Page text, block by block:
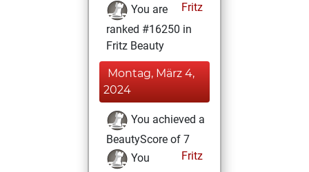
Fritz
You are
ranked #16250 in
Fritz Beauty
Montag, März 4,
2024
You achieved a
BeautyScore of 7
Fritz
You